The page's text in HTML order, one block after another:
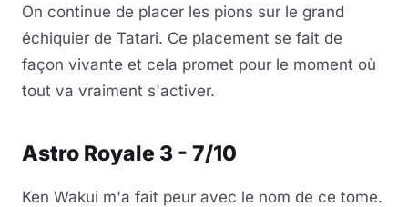
On continue de placer les pions sur le grand
échiquier de Tatari. Ce placement se fait de
façon vivante et cela promet pour le moment où
tout va vraiment s'activer.
Astro Royale 3 - 7/10
Ken Wakui m'a fait peur avec le nom de ce tome.